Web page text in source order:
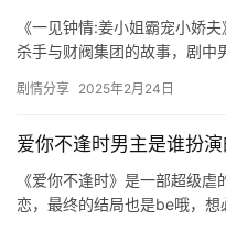
剧
剧
《一见钟情:姜小姐霸宠小娇
杀手与财阀集团的故事，剧中
夜…
剧情分享 2025年2月24日
爱你不逢时男主是谁扮
《爱你不逢时》是一部超级
恋，最终的结局也是be哦，